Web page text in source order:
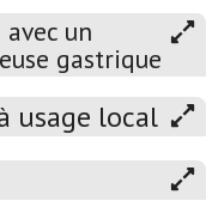
un
gastrique
usage local